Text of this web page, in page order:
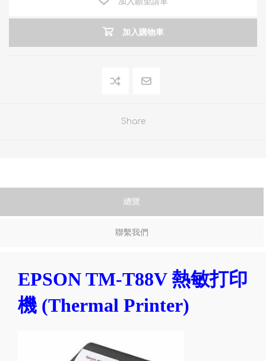
加入購物車
Share
總覽
聯繫我們
EPSON TM-T88V 熱敏打印
機 (Thermal Printer)